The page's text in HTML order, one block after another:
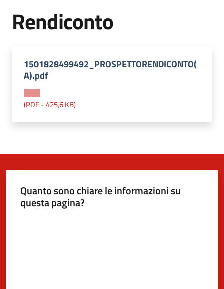
Servizi
on-
Tutti
Rendiconto
1501828499492_PROSPETTORENDICONTO(
A).pdf
(PDF-425,6 KB)
Quanto sono chiare le informazioni su
questa pagina?